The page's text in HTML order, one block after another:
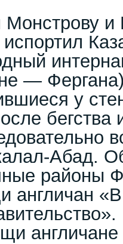
Монстрову
—
у
бегства
Абад.
районы
англичан
англичане